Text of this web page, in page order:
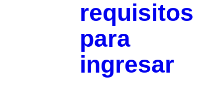
requisitos
para
ingresar